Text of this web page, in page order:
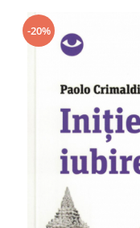
Dietoterapie
Dezvoltare personala
AUDIOBOOK
Business, Economie
Carti pentru copii
-20%